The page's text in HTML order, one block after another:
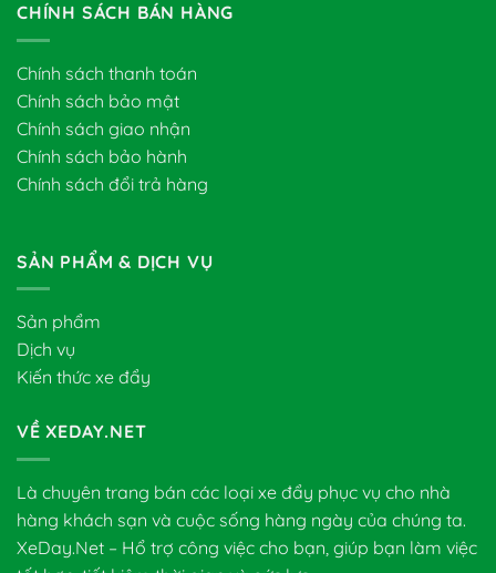
CHÍNH SÁCH BÁN HÀNG
Chính sách thanh toán
Chính sách bảo mật
Chính sách giao nhận
Chính sách bảo hành
Chính sách đổi trả hàng
SẢN PHẨM & DỊCH VỤ
Sản phẩm
Dịch vụ
Kiến thức xe đẩy
VỀ XEDAY.NET
Là chuyên trang bán các loại xe đẩy phục vụ cho nhà
hàng khách sạn và cuộc sống hàng ngày của chúng ta.
XeDay.Net – Hổ trợ công việc cho bạn, giúp bạn làm việc